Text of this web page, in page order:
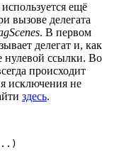
используется ещё
вызове делегата
. В первом
делегат и, как
нулевой ссылки. Во
происходит
исключения не
здесь.